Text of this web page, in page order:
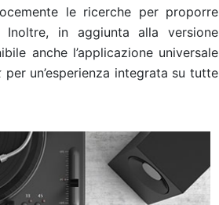
le ricerche per proporre
in aggiunta alla versione
anche l’applicazione universale
per un’esperienza integrata su tutte